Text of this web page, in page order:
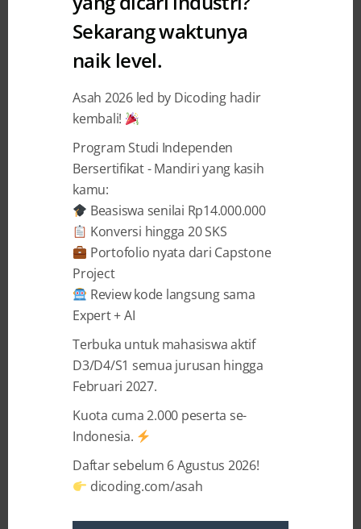
4 YEARS AGO BYAUDREY DIWANTRI ALODIA
Teknologi Sekelas Industri
Cerita Aufa Billah Putra Jazama, Lulusan
Program-Program Beasiswa di Dicoding yang
Bekerja di Tokopedia “Senang membekali diri
dengan ilmu” adalah kalimat yang paling
menggambarkan diri Aufa Billah Putra Jazama
(24). Ia merupakan seorang pemuda asal Provinsi
Aceh yang merantau ke Pulau Jawa untuk
memperoleh pengetahuan seluas-luasnya
mengenai teknologi. Dari ketekunannya ...
Sekarang waktunya
naik level.
Asah 2026 led by Dicoding hadir
kembali!
Program Studi Independen
Bersertifikat - Mandiri yang kasih
kamu:
Beasiswa senilai Rp14.000.000
Konversi hingga 20 SKS
Portofolio nyata dari Capstone
Project
Review kode langsung sama
Expert + AI
Terbuka untuk mahasiswa aktif
D3/D4/S1 semua jurusan hingga
Februari 2027.
Kuota cuma 2.000 peserta se-
Indonesia.
Daftar sebelum 6 Agustus 2026!
dicoding.com/asah